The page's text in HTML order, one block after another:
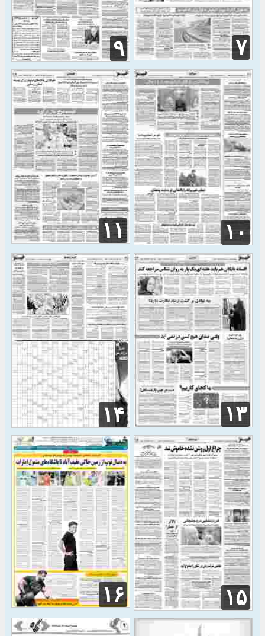
۷ ۹
۱۰ ۱۱
۱۳ ۱۴
۱۵ ۱۶